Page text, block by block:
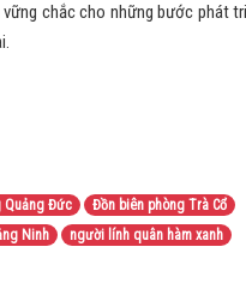
chắc cho những bước phát
Quảng Đức
Đồn biên phòng Trà Cổ
Ninh
người lính quân hàm xanh